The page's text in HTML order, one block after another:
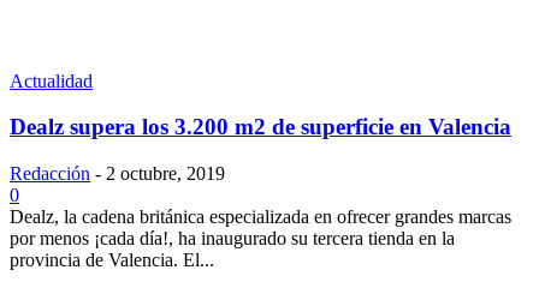
Actualidad
Dealz supera los 3.200 m2 de superficie en Valencia
Redacción - 2 octubre, 2019
0
Dealz, la cadena británica especializada en ofrecer grandes marcas
por menos ¡cada día!, ha inaugurado su tercera tienda en la
provincia de Valencia. El...